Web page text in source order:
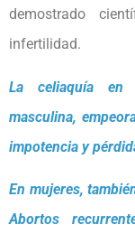
demostrado
infertilidad.
La celiaquía en
masculina,
impotencia y
En mujeres,
Abortos